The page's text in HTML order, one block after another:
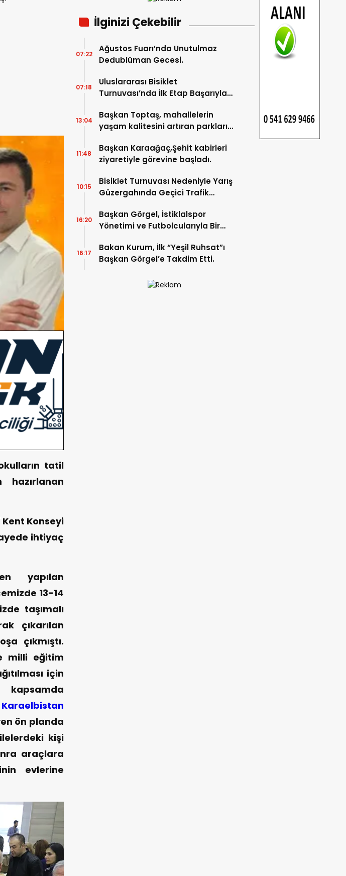
tatil
Konseyi
ihtiyaç
yapılan
13-14
taşımalı
çıkarılan
çıkmıştı.
milli eğitim
için
Karaelbistan
ön planda
kişi
araçlara
evlerine
İlginizi Çekebilir
Ağustos Fuarı’nda Unutulmaz
Dedublüman Gecesi.
07:22
Uluslararası Bisiklet
Turnuvası’nda İlk Etap Başarıyla
07:18
Başkan Toptaş, mahallelerin
yaşam kalitesini artıran parkları
13:04
Başkan Karaağaç,Şehit kabirleri
ziyaretiyle görevine başladı.
11:48
Bisiklet Turnuvası Nedeniyle Yarış
Güzergahında Geçici Trafik
10:15
Başkan Görgel, İstiklalspor
Yönetimi ve Futbolcularıyla Bir
16:20
Bakan Kurum, İlk “Yeşil Ruhsat”ı
Başkan Görgel’e Takdim Etti.
16:17